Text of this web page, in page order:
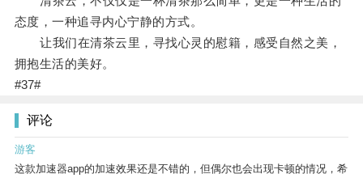
态度，一种追寻内心宁静的方式。
让我们在清茶云里，寻找心灵的慰籍，感受自然之美，
拥抱生活的美好。
#37#
评论
游客
这款加速器app的加速效果还是不错的，但偶尔也会出现卡顿的情况，希